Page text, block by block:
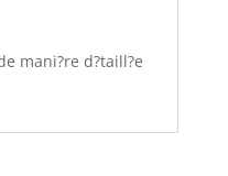
mani?re d?taill?e